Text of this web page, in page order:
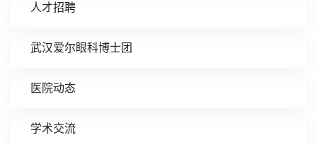
人才招聘
武汉爱尔眼科博士团
医院动态
学术交流